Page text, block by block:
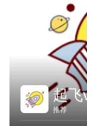
起飞
推荐